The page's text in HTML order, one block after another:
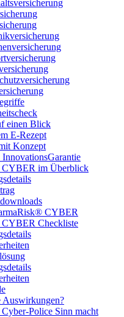
einen Blick
E-Rezept
Konzept
im Überblick
CYBER
Checkliste
Auswirkungen?
Police Sinn macht